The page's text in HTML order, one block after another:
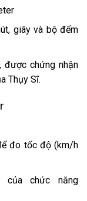
giây và bộ đếm
được chứng nhận
Thụy Sĩ.
đo tốc độ (km/h
chức năng